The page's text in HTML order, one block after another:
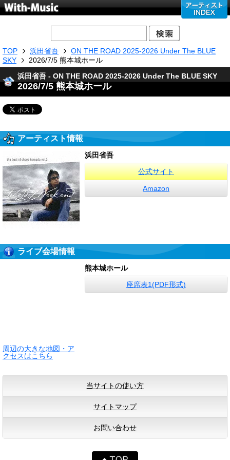
TOP 浜田省吾
ON THE ROAD 2025-2026 Under The BLUE
SKY
2026/7/5 熊本城ホール
浜田省吾 - ON THE ROAD 2025-2026 Under The BLUE SKY
2026/7/5 熊本城ホール
アーティスト情報
浜田省吾
公式サイト
Amazon
ライブ会場情報
周辺の大きな地図・ア
クセスはこちら
熊本城ホール
座席表1(PDF形式)
当サイトの使い方
サイトマップ
お問い合わせ